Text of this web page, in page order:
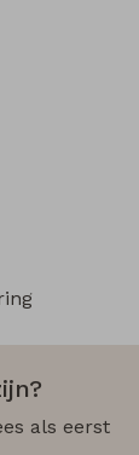
als eerst